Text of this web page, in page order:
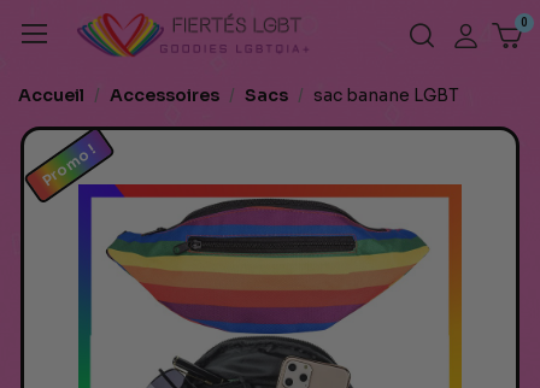
Accueil Accessoires Sacs sac banane LGBT
Promo !